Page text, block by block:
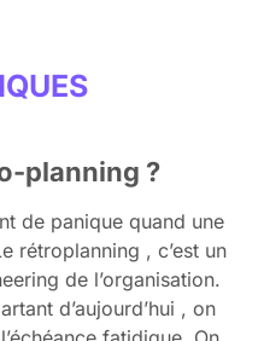
planning ?
de panique quand une
rétroplanning , c’est un
de l’organisation.
d’aujourd’hui , on